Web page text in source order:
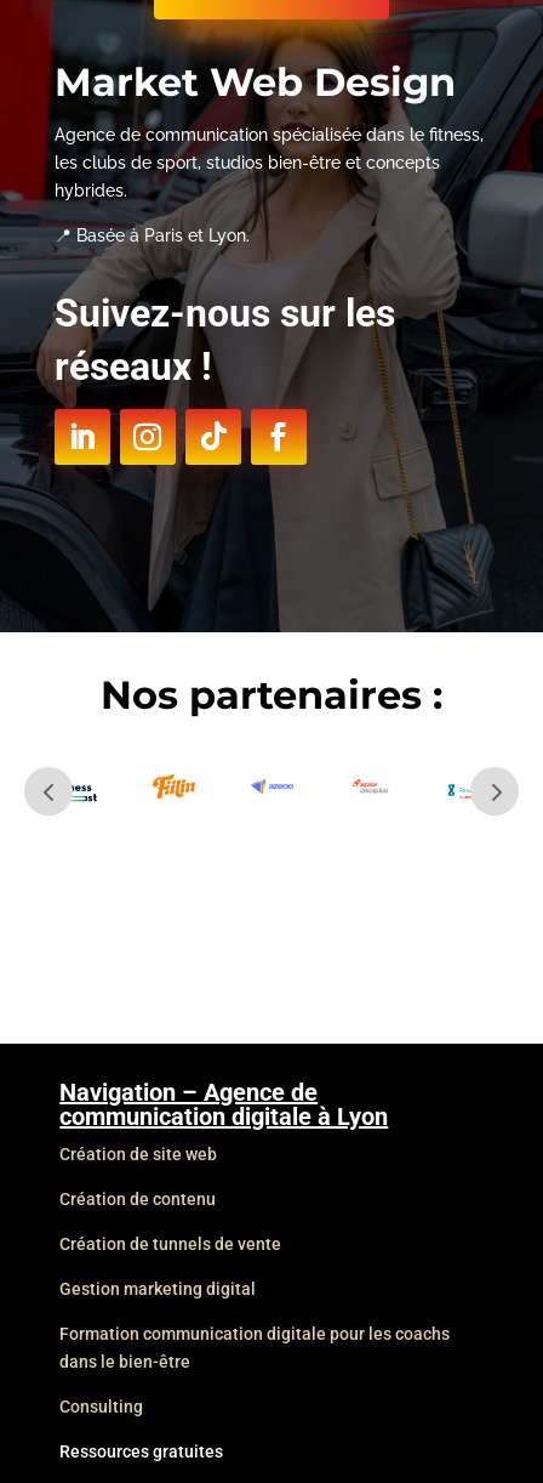
Market Web Design
Agence de communication spécialisée dans le fitness,
les clubs de sport, studios bien-être et concepts
hybrides.
📍 Basée à Paris et Lyon.
Suivez-nous sur les
réseaux !
Nos partenaires :
Navigation – Agence de
communication digitale à Lyon
Création de site web
Création de contenu
Création de tunnels de vente
Gestion marketing digital
Formation communication digitale pour les coachs
dans le bien-être
Consulting
Ressources gratuites